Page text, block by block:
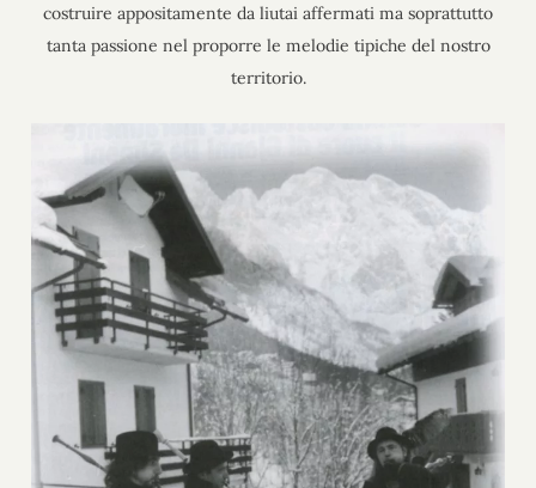
costruire appositamente da liutai affermati ma soprattutto
tanta passione nel proporre le melodie tipiche del nostro
territorio.